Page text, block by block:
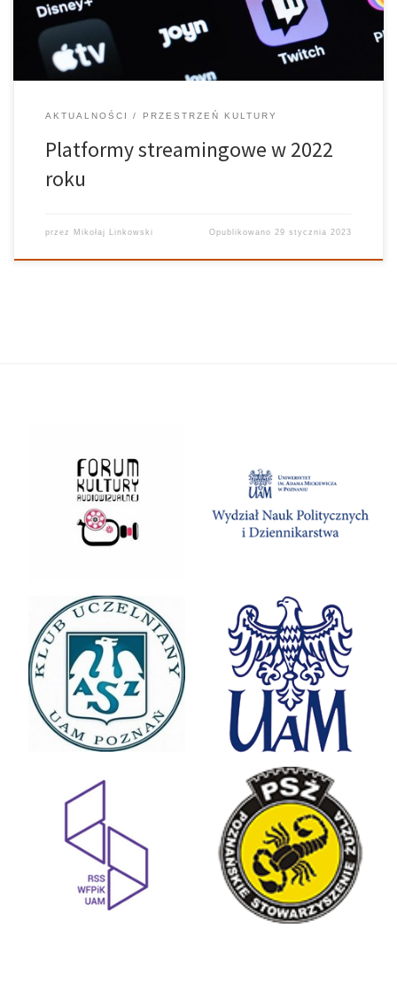
AKTUALNOŚCI PRZESTRZEŃ KULTURY
Platformy streamingowe w 2022
roku
przez Mikołaj Linkowski Opublikowano 29 stycznia 2023